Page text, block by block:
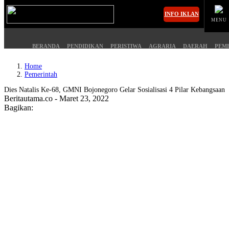
INFO IKLAN
MENU
BERANDA PENDIDIKAN PERISTIWA AGRARIA DAERAH
Home
Pemerintah
Dies Natalis Ke-68, GMNI Bojonegoro Gelar Sosialisasi 4 Pilar Kebangsaan
Beritautama.co - Maret 23, 2022
Bagikan: